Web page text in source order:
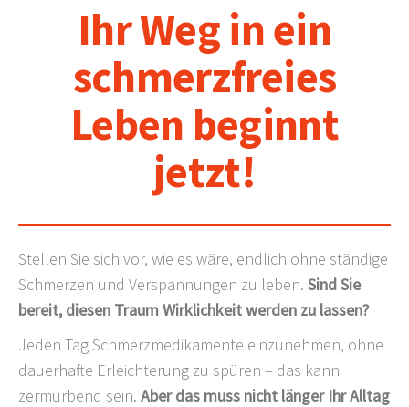
Ihr Weg in ein
schmerzfreies
Leben beginnt
jetzt!
Stellen Sie sich vor, wie es wäre, endlich ohne ständige
Schmerzen und Verspannungen zu leben. Sind Sie
bereit, diesen Traum Wirklichkeit werden zu lassen?
Jeden Tag Schmerzmedikamente einzunehmen, ohne
dauerhafte Erleichterung zu spüren – das kann
zermürbend sein. Aber das muss nicht länger Ihr Alltag